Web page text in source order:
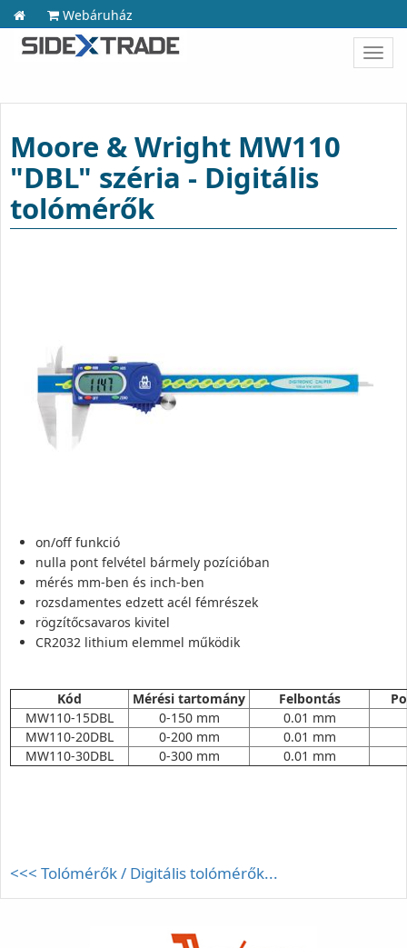
Webáruház
Moore & Wright MW110
"DBL" széria - Digitális
tolómérők
on/off funkció
nulla pont felvétel bármely pozícióban
mérés mm-ben és inch-ben
rozsdamentes edzett acél fémrészek
rögzítőcsavaros kivitel
CR2032 lithium elemmel működik
Kód Mérési tartomány Felbontás
MW110-15DBL
0-150 mm
0.01 mm
MW110-20DBL
0-200 mm
0.01 mm
MW110-30DBL
0-300 mm 0.01 mm
<<< Tolómérők / Digitális tolómérők...